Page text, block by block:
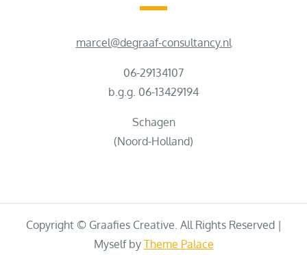
marcel@degraaf-consultancy.nl
06-29134107
b.g.g. 06-13429194
Schagen
(Noord-Holland)
Copyright © Graafies Creative. All Rights Reserved |
Myself by Theme Palace